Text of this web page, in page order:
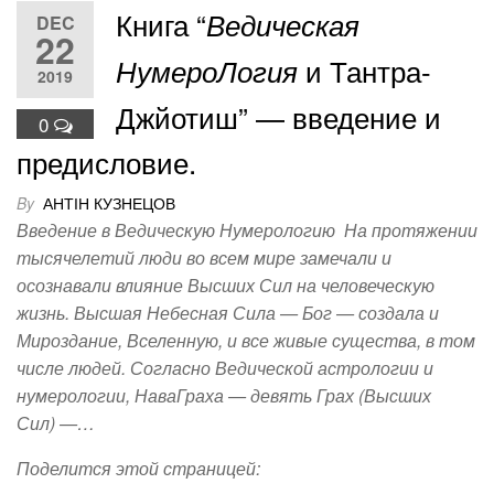
DEC
22
2019
0
Книга “Ведическая
НумероЛогия и Тантра-
Джйотиш” — введение и
предисловие.
By АНТІН КУЗНЕЦОВ
Введение в Ведическую Нумерологию На протяжении
тысячелетий люди во всем мире замечали и
осознавали влияние Высших Сил на человеческую
жизнь. Высшая Небесная Сила — Бог — создала и
Мироздание, Вселенную, и все живые существа, в том
числе людей. Согласно Ведической астрологии и
нумерологии, НаваГраха — девять Грах (Высших
Сил) —…
Поделится этой страницей: